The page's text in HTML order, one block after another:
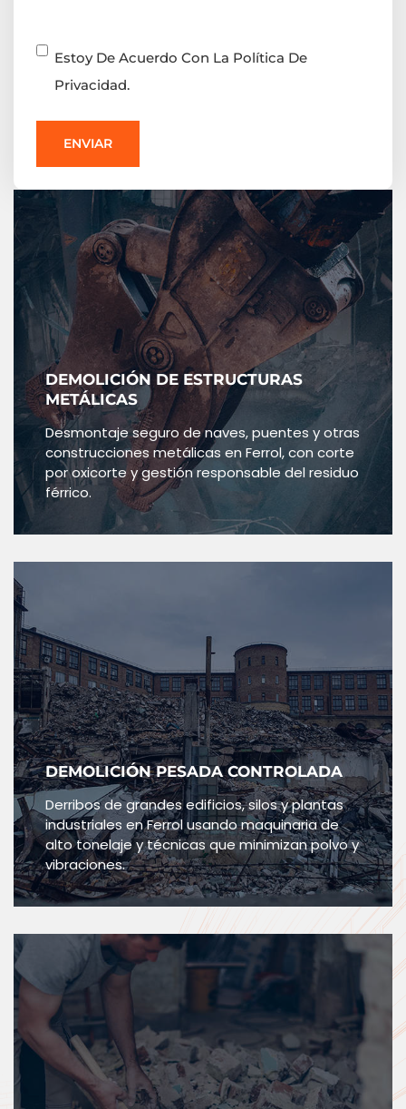
Consentimiento
Estoy De Acuerdo Con La Política De
Privacidad.
DEMOLICIÓN DE ESTRUCTURAS
METÁLICAS
Desmontaje seguro de naves, puentes y otras
construcciones metálicas en Ferrol, con corte
por oxicorte y gestión responsable del residuo
férrico.
DEMOLICIÓN PESADA CONTROLADA
Derribos de grandes edificios, silos y plantas
industriales en Ferrol usando maquinaria de
alto tonelaje y técnicas que minimizan polvo y
vibraciones.